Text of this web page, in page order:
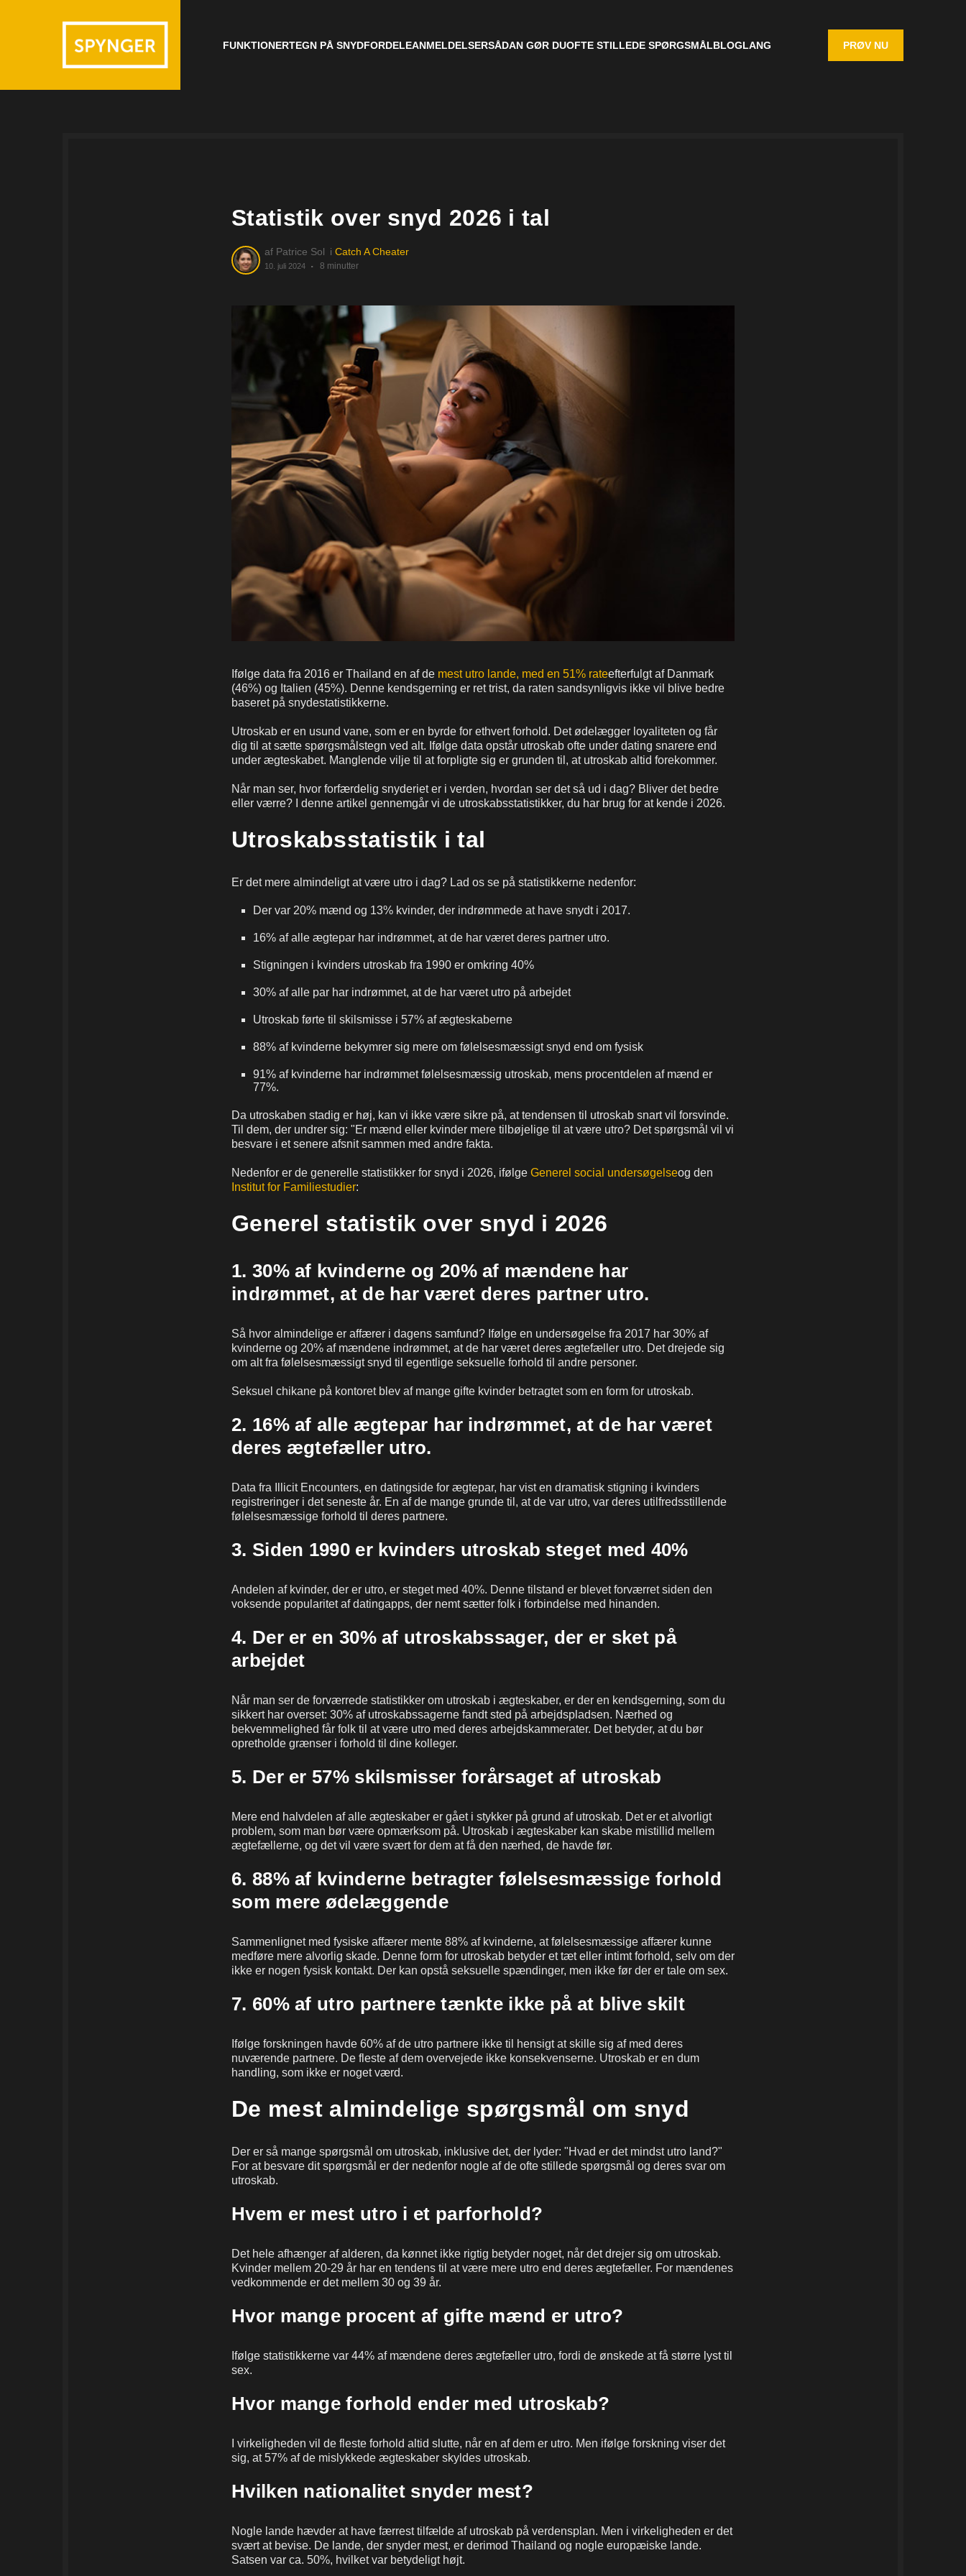
FUNKTIONERTEGN PÅ SNYDFORDELEANMELDELSERSÅDAN GØR DUOFTE STILLEDE SPØRGSMÅLBLOGLANG PRØV NU
Statistik over snyd 2026 i tal
af Patrice Sol i Catch A Cheater
10. juli 2024 8 minutter
Ifølge data fra 2016 er Thailand en af de mest utro lande, med en 51% rateefterfulgt af Danmark
(46%) og Italien (45%). Denne kendsgerning er ret trist, da raten sandsynligvis ikke vil blive bedre
baseret på snydestatistikkerne.
Utroskab er en usund vane, som er en byrde for ethvert forhold. Det ødelægger loyaliteten og får
dig til at sætte spørgsmålstegn ved alt. Ifølge data opstår utroskab ofte under dating snarere end
under ægteskabet. Manglende vilje til at forpligte sig er grunden til, at utroskab altid forekommer.
Når man ser, hvor forfærdelig snyderiet er i verden, hvordan ser det så ud i dag? Bliver det bedre
eller værre? I denne artikel gennemgår vi de utroskabsstatistikker, du har brug for at kende i 2026.
Utroskabsstatistik i tal
Er det mere almindeligt at være utro i dag? Lad os se på statistikkerne nedenfor:
Der var 20% mænd og 13% kvinder, der indrømmede at have snydt i 2017.
16% af alle ægtepar har indrømmet, at de har været deres partner utro.
Stigningen i kvinders utroskab fra 1990 er omkring 40%
30% af alle par har indrømmet, at de har været utro på arbejdet
Utroskab førte til skilsmisse i 57% af ægteskaberne
88% af kvinderne bekymrer sig mere om følelsesmæssigt snyd end om fysisk
91% af kvinderne har indrømmet følelsesmæssig utroskab, mens procentdelen af mænd er
77%.
Da utroskaben stadig er høj, kan vi ikke være sikre på, at tendensen til utroskab snart vil forsvinde.
Til dem, der undrer sig: "Er mænd eller kvinder mere tilbøjelige til at være utro? Det spørgsmål vil vi
besvare i et senere afsnit sammen med andre fakta.
Nedenfor er de generelle statistikker for snyd i 2026, ifølge Generel social undersøgelseog den
Institut for Familiestudier:
Generel statistik over snyd i 2026
1. 30% af kvinderne og 20% af mændene har
indrømmet, at de har været deres partner utro.
Så hvor almindelige er affærer i dagens samfund? Ifølge en undersøgelse fra 2017 har 30% af
kvinderne og 20% af mændene indrømmet, at de har været deres ægtefæller utro. Det drejede sig
om alt fra følelsesmæssigt snyd til egentlige seksuelle forhold til andre personer.
Seksuel chikane på kontoret blev af mange gifte kvinder betragtet som en form for utroskab.
2. 16% af alle ægtepar har indrømmet, at de har været
deres ægtefæller utro.
Data fra Illicit Encounters, en datingside for ægtepar, har vist en dramatisk stigning i kvinders
registreringer i det seneste år. En af de mange grunde til, at de var utro, var deres utilfredsstillende
følelsesmæssige forhold til deres partnere.
3. Siden 1990 er kvinders utroskab steget med 40%
Andelen af kvinder, der er utro, er steget med 40%. Denne tilstand er blevet forværret siden den
voksende popularitet af datingapps, der nemt sætter folk i forbindelse med hinanden.
4. Der er en 30% af utroskabssager, der er sket på
arbejdet
Når man ser de forværrede statistikker om utroskab i ægteskaber, er der en kendsgerning, som du
sikkert har overset: 30% af utroskabssagerne fandt sted på arbejdspladsen. Nærhed og
bekvemmelighed får folk til at være utro med deres arbejdskammerater. Det betyder, at du bør
opretholde grænser i forhold til dine kolleger.
5. Der er 57% skilsmisser forårsaget af utroskab
Mere end halvdelen af alle ægteskaber er gået i stykker på grund af utroskab. Det er et alvorligt
problem, som man bør være opmærksom på. Utroskab i ægteskaber kan skabe mistillid mellem
ægtefællerne, og det vil være svært for dem at få den nærhed, de havde før.
6. 88% af kvinderne betragter følelsesmæssige forhold
som mere ødelæggende
Sammenlignet med fysiske affærer mente 88% af kvinderne, at følelsesmæssige affærer kunne
medføre mere alvorlig skade. Denne form for utroskab betyder et tæt eller intimt forhold, selv om der
ikke er nogen fysisk kontakt. Der kan opstå seksuelle spændinger, men ikke før der er tale om sex.
7. 60% af utro partnere tænkte ikke på at blive skilt
Ifølge forskningen havde 60% af de utro partnere ikke til hensigt at skille sig af med deres
nuværende partnere. De fleste af dem overvejede ikke konsekvenserne. Utroskab er en dum
handling, som ikke er noget værd.
De mest almindelige spørgsmål om snyd
Der er så mange spørgsmål om utroskab, inklusive det, der lyder: "Hvad er det mindst utro land?"
For at besvare dit spørgsmål er der nedenfor nogle af de ofte stillede spørgsmål og deres svar om
utroskab.
Hvem er mest utro i et parforhold?
Det hele afhænger af alderen, da kønnet ikke rigtig betyder noget, når det drejer sig om utroskab.
Kvinder mellem 20-29 år har en tendens til at være mere utro end deres ægtefæller. For mændenes
vedkommende er det mellem 30 og 39 år.
Hvor mange procent af gifte mænd er utro?
Ifølge statistikkerne var 44% af mændene deres ægtefæller utro, fordi de ønskede at få større lyst til
sex.
Hvor mange forhold ender med utroskab?
I virkeligheden vil de fleste forhold altid slutte, når en af dem er utro. Men ifølge forskning viser det
sig, at 57% af de mislykkede ægteskaber skyldes utroskab.
Hvilken nationalitet snyder mest?
Nogle lande hævder at have færrest tilfælde af utroskab på verdensplan. Men i virkeligheden er det
svært at bevise. De lande, der snyder mest, er derimod Thailand og nogle europæiske lande.
Satsen var ca. 50%, hvilket var betydeligt højt.